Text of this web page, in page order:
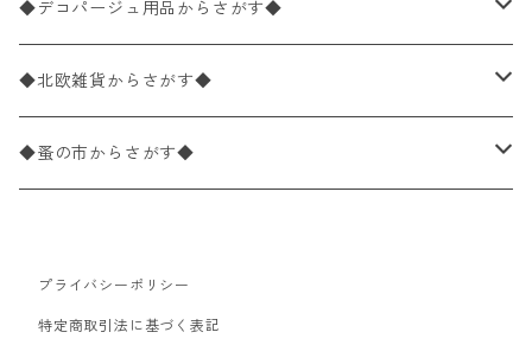
ペーパーナプキン10枚入りパック
ライスペーパー
ペーパーリネンナプキン
ワックスペーパー
パック売り
40×40cm（ディナーサイズ）
バラ売り
パック売り
21×21cm（ポケットサイズ）
バラ売り
33cm（ラウンド）
植物・グリーン柄
動物・鳥・昆虫・蝶柄
海・魚柄
食べ物・フルーツ・野菜・ドリンク柄
ドイツ製 IHR/イア
ランチサイズ
カクテルサイズ
ドイツ製 Ambiente/アンビエンテ
ランチサイズ
ドイツ製 Paperproducts Design
カクテルサイズ
ランチサイズ
ドイツ製 ti-flair/ティーフレア
◆デコパージュ用品からさがす◆
デコパージュ液
デコパージュ下地
デコパージュはさみ
◆北欧雑貨からさがす◆
シリコンモールド
トレイ
◆蚤の市からさがす◆
北欧雑貨
プライバシーポリシー
特定商取引法に基づく表記